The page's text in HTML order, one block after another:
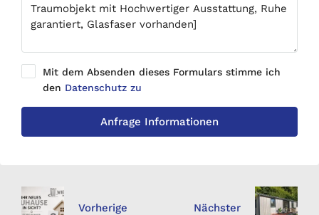
Mit dem Absenden dieses Formulars stimme ich
den Datenschutz zu
Anfrage Informationen
Vorherige Nächster